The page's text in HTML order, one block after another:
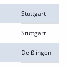
Stuttgart
Stuttgart
Deißlingen